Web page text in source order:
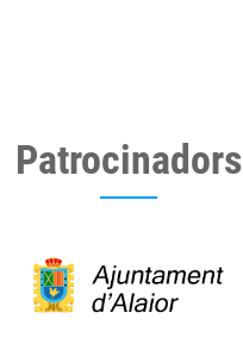
Patrocinadors